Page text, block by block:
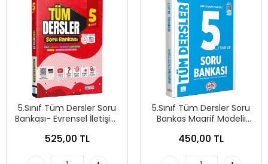
5.Sınıf Tüm Dersler Soru
Bankası- Evrensel İletişim
525,00 TL
5.Sınıf Tüm Dersler Soru
Bankas Maarif Modeliı
Yayınları
450,00 TL